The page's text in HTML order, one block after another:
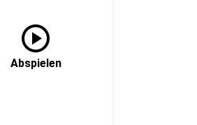
play_circle
Abspielen